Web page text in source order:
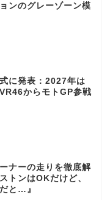
ンのグレーゾーン模
に発表：2027年は
からモトGP参戦
ナーの走りを徹底解
トンはOKだけど、
と…』